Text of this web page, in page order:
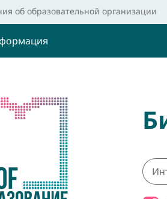
об образовательной организации